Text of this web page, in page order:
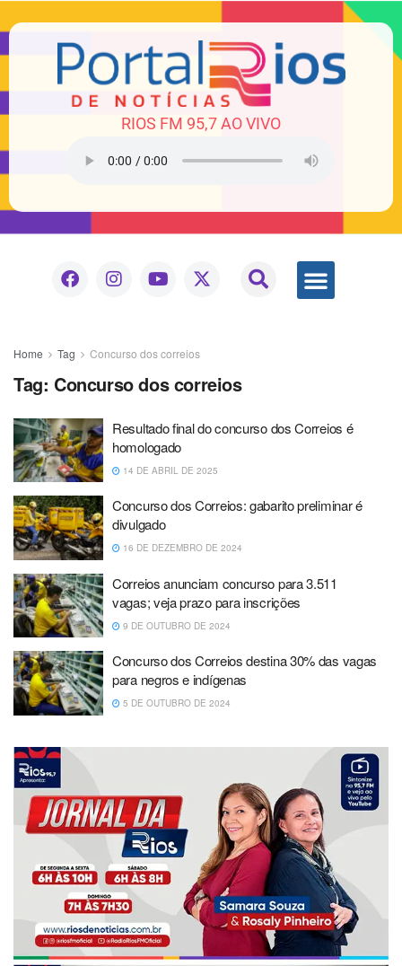
RIOS FM 95,7 AO VIVO
Home Tag Concurso dos correios
Tag: Concurso dos correios
Resultado final do concurso dos Correios é
homologado
14 DE ABRIL DE 2025
Concurso dos Correios: gabarito preliminar é
divulgado
16 DE DEZEMBRO DE 2024
Correios anunciam concurso para 3.511
vagas; veja prazo para inscrições
9 DE OUTUBRO DE 2024
Concurso dos Correios destina 30% das vagas
para negros e indígenas
5 DE OUTUBRO DE 2024